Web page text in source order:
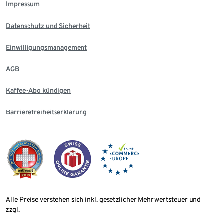
Impressum
Datenschutz und Sicherheit
Einwilligungsmanagement
AGB
Kaffee-Abo kündigen
Barrierefreiheitserklärung
Alle Preise verstehen sich inkl. gesetzlicher Mehrwertsteuer und
zzgl.